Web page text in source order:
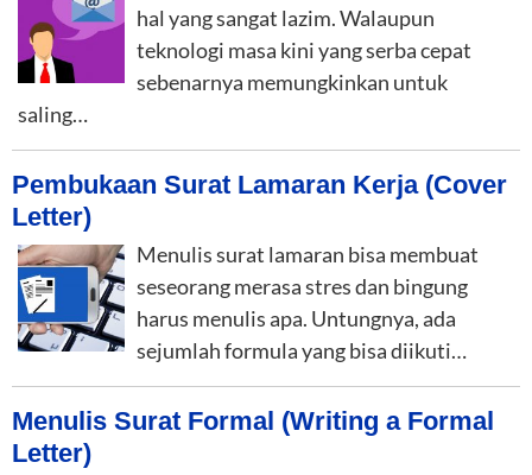
hal yang sangat lazim. Walaupun
teknologi masa kini yang serba cepat
sebenarnya memungkinkan untuk
saling…
Pembukaan Surat Lamaran Kerja (Cover
Letter)
Menulis surat lamaran bisa membuat
seseorang merasa stres dan bingung
harus menulis apa. Untungnya, ada
sejumlah formula yang bisa diikuti…
Menulis Surat Formal (Writing a Formal
Letter)